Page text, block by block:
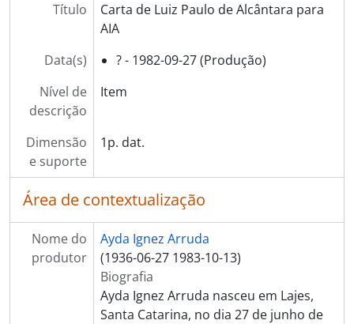
Título
Carta de Luiz Paulo de Alcântara para
AIA
Data(s)
? - 1982-09-27 (Produção)
Nível de
descrição
Item
Dimensão
e suporte
1p. dat.
Área de contextualização
Nome do
produtor
Ayda Ignez Arruda
(1936-06-27 1983-10-13)
Biografia
Ayda Ignez Arruda nasceu em Lajes,
Santa Catarina, no dia 27 de junho de